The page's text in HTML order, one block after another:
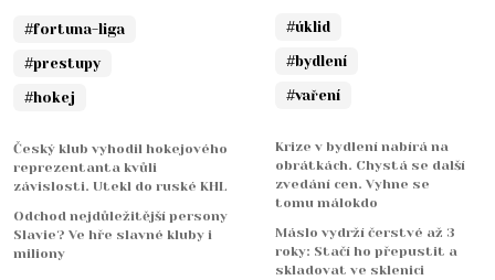
#fortuna-liga
#prestupy
#hokej
Český klub vyhodil hokejového
reprezentanta kvůli
závislosti. Utekl do ruské KHL
Odchod nejdůležitější persony
Slavie? Ve hře slavné kluby i
miliony
#úklid
#bydlení
#vaření
Krize v bydlení nabírá na
obrátkách. Chystá se další
zvedání cen. Vyhne se
tomu málokdo
Máslo vydrží čerstvé až 3
roky: Stačí ho přepustit a
skladovat ve sklenici